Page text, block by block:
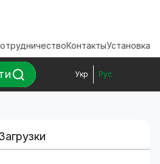
КонтактыУстановка
Укр Рус